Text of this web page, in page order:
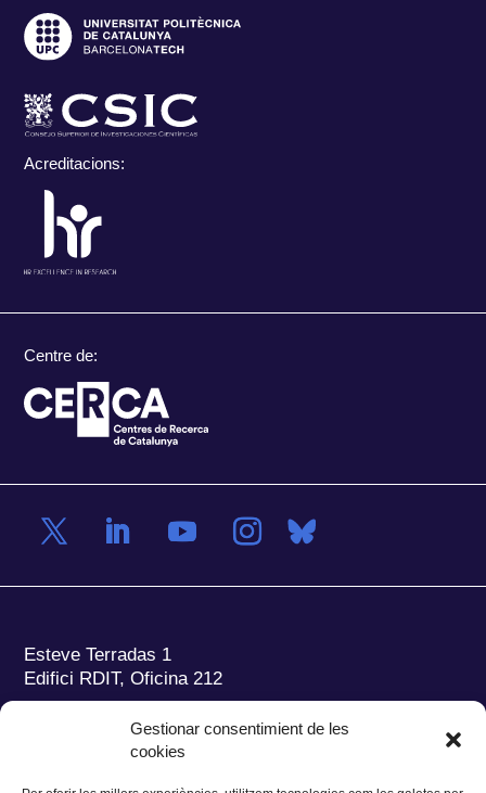
Gestionar consentimient de les
cookies
Acreditacions:
Centre de:
Esteve Terradas 1
Edifici RDIT, Oficina 212
Parc Mediterrani de la Tecnologia (PMT)
del Baix Llobregat – UPC